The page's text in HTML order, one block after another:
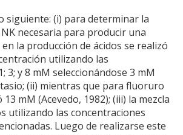
siguiente: (i) para determinar la
necesaria para producir una
la producción de ácidos se realizó
utilizando las
3; y 8 mM seleccionándose 3 mM
(ii) mientras que para fluoruro
mM (Acevedo, 1982); (iii) la mezcla
utilizando las concentraciones
Luego de realizarse este